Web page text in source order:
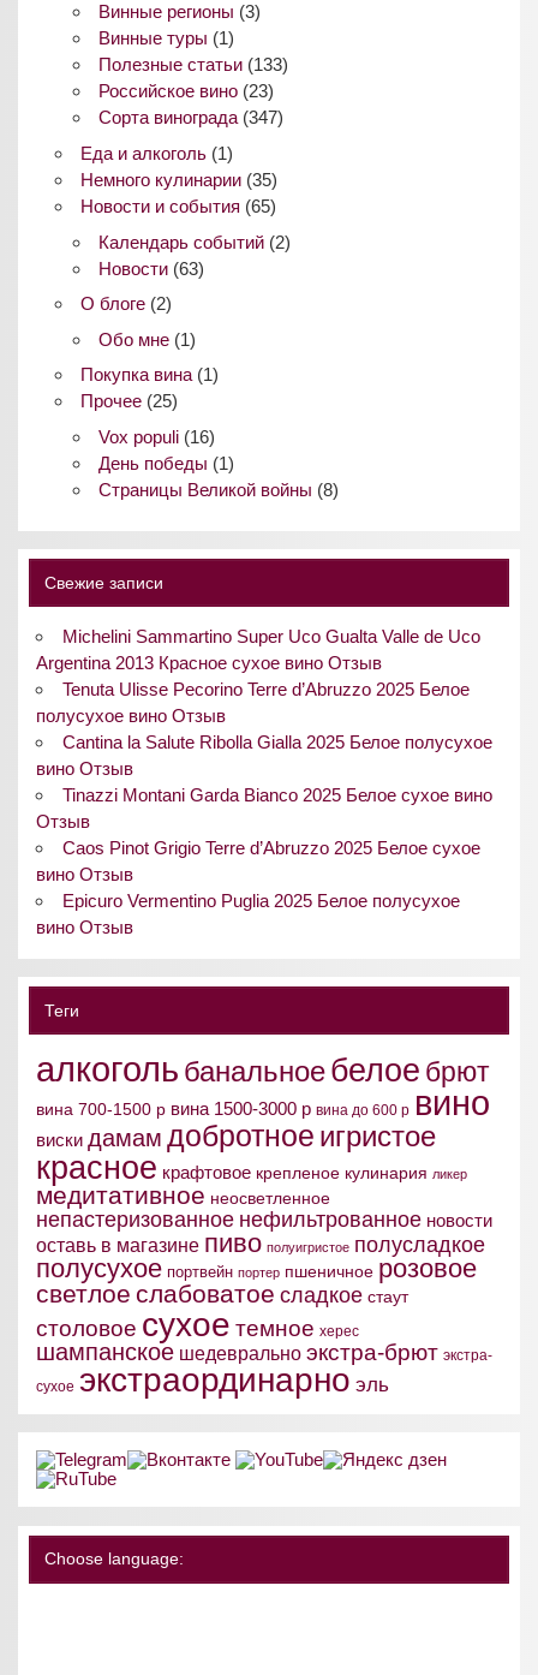
Винные регионы (3)
Винные туры (1)
Полезные статьи(133)
Российское вино(23)
Сорта винограда(347)
Еда и алкоголь(1)
Немного кулинарии(35)
Новости и события (65)
Календарь событий(2)
Новости(63)
О блоге(2)
Обо мне(1)
Покупка вина(1)
Прочее(25)
Vox populi(16)
День победы (1)
Страницы Великой войны (8)
Свежие записи
Michelini Sammartino Super Uco Gualta Valle de Uco
Argentina 2013 Красное сухое вино Отзыв
Tenuta Ulisse Pecorino Terre d’Abruzzo 2025 Белое
полусухое вино Отзыв
Cantina la Salute Ribolla Gialla 2025 Белое полусухое
вино Отзыв
Tinazzi Montani Garda Bianco 2025 Белое сухое вино
Отзыв
Caos Pinot Grigio Terre d’Abruzzo 2025 Белое сухое
вино Отзыв
Epicuro Vermentino Puglia 2025 Белое полусухое
вино Отзыв
Теги
алкоголь банальноебелое брют
вина 700-1500 р вина 1500-3000 р вина до 600 р вино
виски дамам добротное игристое
красное крафтовое крепленое кулинария ликер
медитативное неосветленное
непастеризованное нефильтрованное новости
оставь в магазине пиво полуигристое полусладкое
полусухое портвейн портер пшеничное розовое
светлое слабоватое сладкое стаут
столовое сухое темное херес
шампанское шедеврально экстра-брют экстра-
сухое экстраординарно эль
Choose language: